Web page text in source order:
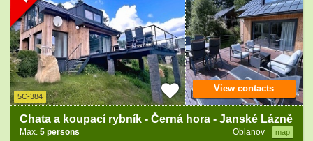
5C-384
Chata a koupací rybník - Černá hora - Janské Lázně
Oblanov map
Max. 5 persons
View contacts